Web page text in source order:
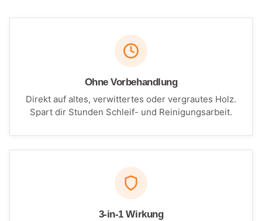
Ohne Vorbehandlung
Direkt auf altes, verwittertes oder vergrautes Holz.
Spart dir Stunden Schleif- und Reinigungsarbeit.
3-in-1 Wirkung